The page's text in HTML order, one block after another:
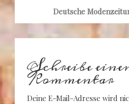
Deutsche
Schreibe
Kommentar
Deine E-Mail-Adresse wird